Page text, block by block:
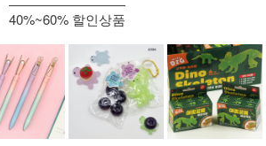
40%~60% 할인상품